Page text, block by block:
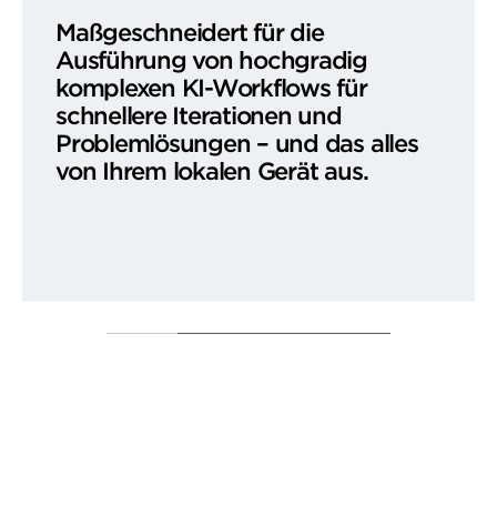
Maßgeschneidert für die
Ausführung von hochgradig
komplexen KI-Workflows für
schnellere Iterationen und
Problemlösungen – und das alles
von Ihrem lokalen Gerät aus.